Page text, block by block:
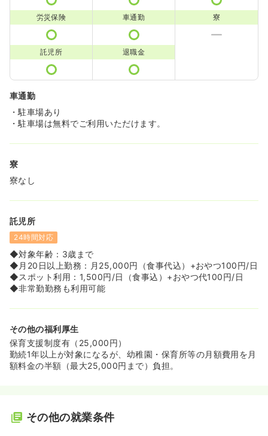
労災保険 車通勤 寮
託児所 退職金
車通勤
・駐車場あり
・駐車場は無料でご利用いただけます。
寮
寮なし
託児所
24時間対応
◆対象年齢：3歳まで
◆月20日以上勤務：月25,000円（食事代込）+おやつ100円/日
◆スポット利用：1,500円/日（食事込）+おやつ代100円/日
◆非常勤勤務も利用可能
その他の福利厚生
保育支援制度有（25,000円）
勤続1年以上が対象になるが、幼稚園・保育所等の月額費用を月
額料金の半額（最大25,000円まで）負担。
その他の就業条件